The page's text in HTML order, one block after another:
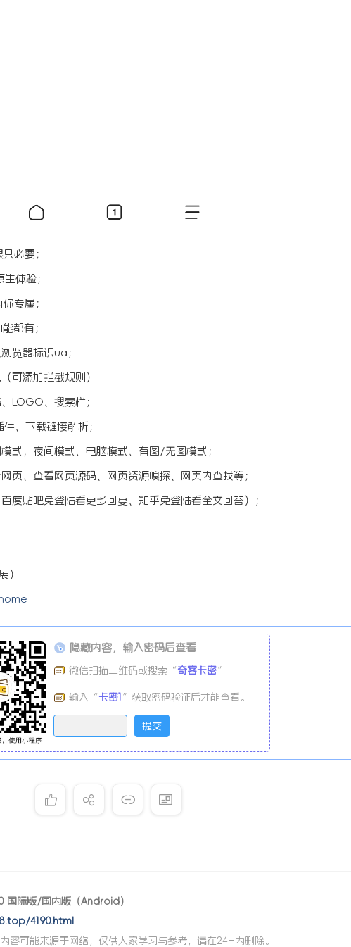
必要；
体验；
专属；
都有；
览器标识ua；
可添加拦截规则）
LOGO、搜索栏；
、下载链接解析；
式，夜间模式、电脑模式、有图/无图模式；
页、查看网页源码、网页资源嗅探、网页内查找等；
度贴吧免登陆看更多回复、知乎免登陆看全文回答）；
）
隐藏内容，输入密码后查看
微信扫描二维码或搜索“奇客卡密”
输入“ 卡密1 ”获取密码验证后才能查看。
国际版/国内版（Android）
4190.html
容可能来源于网络，仅供大家学习与参考，请在24H内删除。